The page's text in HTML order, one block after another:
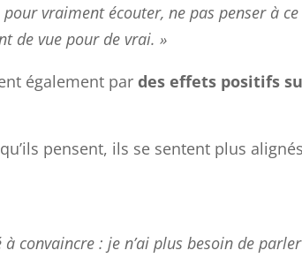
vraiment écouter, ne pas penser à ce
de vue pour de vrai. »
également pardes effets positifs
pensent, ils se sentent plus
convaincre : je n’ai plus besoin de parler